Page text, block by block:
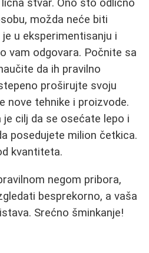
stvar. Ono što odlično
možda neće biti
u eksperimentisanju i
vam odgovara. Počnite sa
da ih pravilno
proširujte svoju
nove tehnike i proizvode.
je cilj da se osećate lepo i
posedujete milion četkica.
kvantiteta.
negom pribora,
besprekorno, a vaša
Srećno šminkanje!